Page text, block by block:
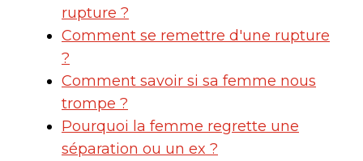
rupture ?
Comment se remettre d'une rupture
?
Comment savoir si sa femme nous
trompe ?
Pourquoi la femme regrette une
séparation ou un ex ?